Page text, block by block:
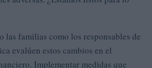
las familias como los responsables de
evalúen estos cambios en el
Implementar medidas que